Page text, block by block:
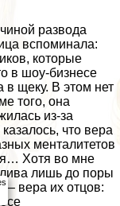
развода
вспоминала:
которые
в шоу-бизнесе
в щеку. В этом нет
того, она
из-за
что вера
менталитетов
Хотя во мне
лишь до поры
– вера их отцов: